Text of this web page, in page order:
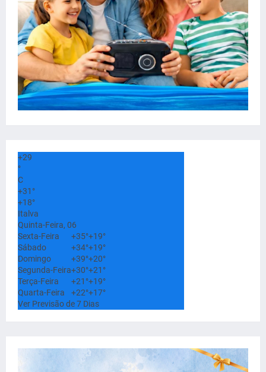
+29
°
C
+31°
+18°
Italva
Quinta-Feira, 06
Sexta-Feira
+35°+19°
Sábado
+34°+19°
Domingo
+39°+20°
Segunda-Feira+30°+21°
Terça-Feira
+21°+19°
Quarta-Feira
+22°+17°
Ver Previsão de 7 Dias